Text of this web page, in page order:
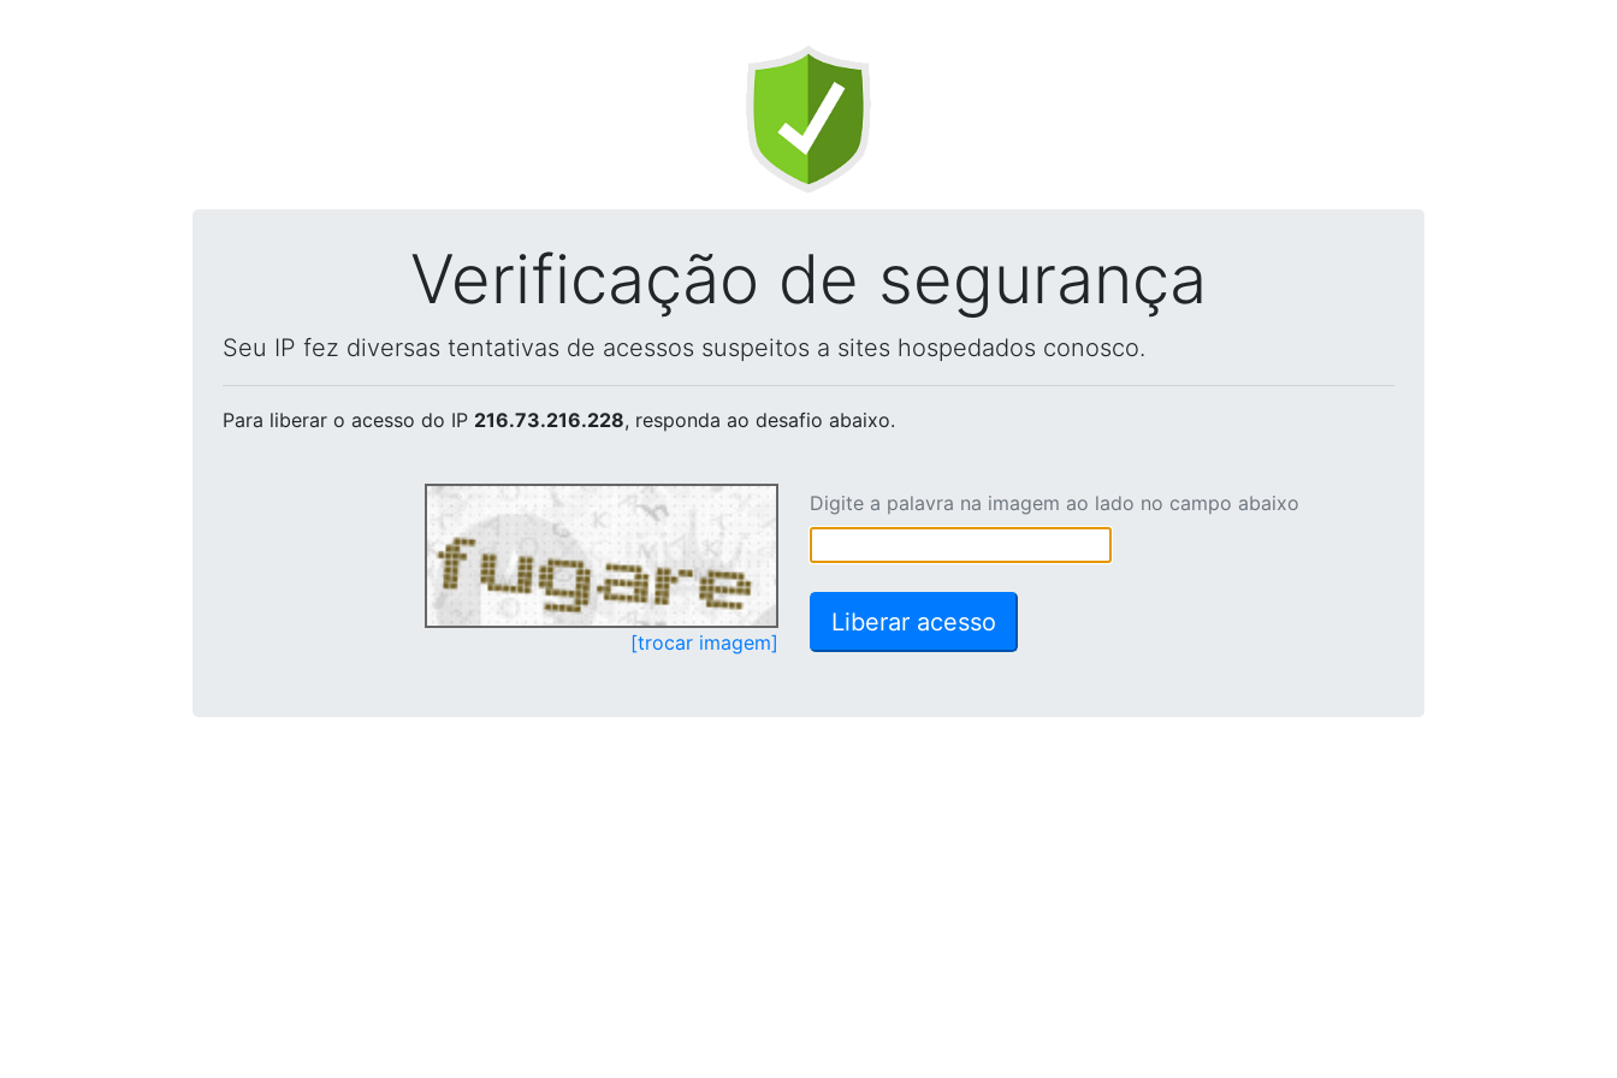
Verificação de segurança
Seu IP fez diversas tentativas de acessos suspeitos a sites hospedados conosco.
Para liberar o acesso do IP 216.73.216.228, responda ao desafio abaixo.
[trocar imagem]
Digite a palavra na imagem ao lado no campo abaixo